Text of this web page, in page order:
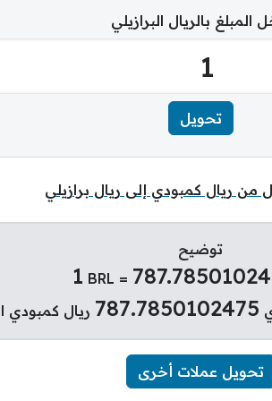
المبلغ بالريال البرازيلي
من ريال كمبودي إلى ريال برازيلي
توضيح
1 BRL =
787.7850102475 ريال كمبودي
تحويل عملات أخرى